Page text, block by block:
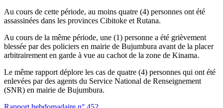
Au cours de cette période, au moins quatre (4) personnes ont été
assassinées dans les provinces Cibitoke et Rutana.
Au cours de la même période, une (1) personne a été grièvement
blessée par des policiers en mairie de Bujumbura avant de la placer
arbitrairement en garde à vue au cachot de la zone de Kinama.
Le même rapport déplore les cas de quatre (4) personnes qui ont été
enlevées par des agents du Service National de Renseignement
(SNR) en mairie de Bujumbura.